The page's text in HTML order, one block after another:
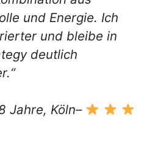
und Energie. Ich
und bleibe in
deutlich
Jahre, Köln–